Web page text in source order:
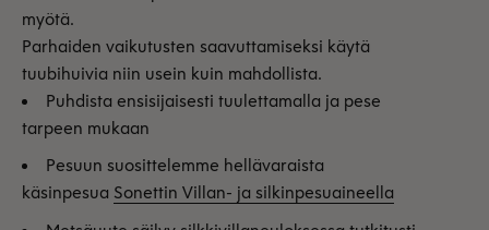
myötä.
Parhaiden vaikutusten saavuttamiseksi käytä
tuubihuivia niin usein kuin mahdollista.
Puhdista ensisijaisesti tuulettamalla ja pese
tarpeen mukaan
Pesuun suosittelemme hellävaraista
käsinpesua Sonettin Villan- ja silkinpesuaineella